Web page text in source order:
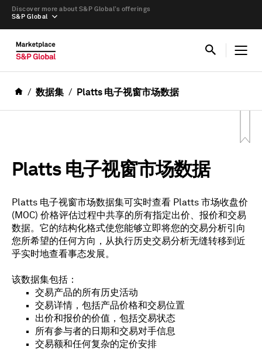
S&P Global
Discover more about S&P Global’s offerings
数据集 Platts 电子视窗市场数据
Platts 电子视窗市场数据
Platts 电子视窗市场数据集可实时查看 Platts 市场收盘价
(MOC) 价格评估过程中共享的所有指定出价、报价和交易
数据。它的结构化格式使您能够立即将您的交易分析引向
您所希望的任何方向，从执行历史交易分析无缝转移到近
乎实时地查看事态发展。
该数据集包括：
交易产品的所有历史活动
交易详情，包括产品价格和交易位置
出价和报价的价值，包括交易状态
所有参与者的日期和交易对手信息
交易额和任何复杂的定价安排